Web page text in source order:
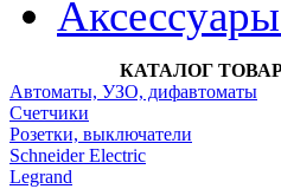
КАТАЛОГ
Автоматы, УЗО, дифавтоматы
Счетчики
Розетки, выключатели
Schneider Electric
Legrand